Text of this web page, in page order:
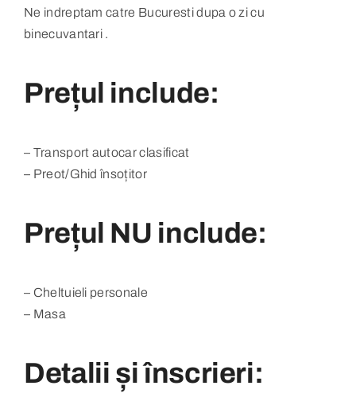
Ne indreptam catre Bucuresti dupa o zi cu
binecuvantari .
Prețul include:
– Transport autocar clasificat
– Preot/Ghid însoțitor
Prețul NU include:
– Cheltuieli personale
– Masa
Detalii și înscrieri: